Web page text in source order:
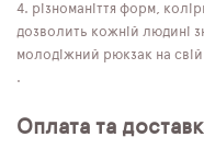
різноманіття форм,
дозволить кожній людині
молодіжний рюкзак на
.
Оплата та